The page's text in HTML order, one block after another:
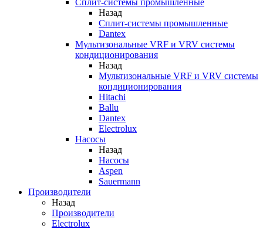
Сплит-системы промышленные
Назад
Сплит-системы промышленные
Dantex
Мультизональные VRF и VRV системы
кондиционирования
Назад
Мультизональные VRF и VRV системы
кондиционирования
Hitachi
Ballu
Dantex
Electrolux
Насосы
Назад
Насосы
Aspen
Sauermann
Производители
Назад
Производители
Electrolux